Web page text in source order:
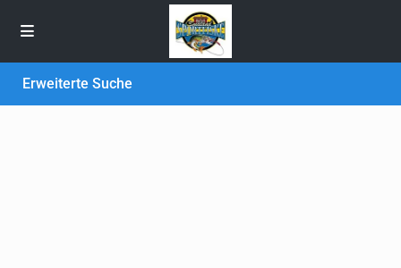
Erweiterte Suche